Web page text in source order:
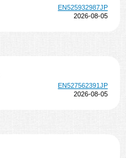
EN525932987JP
2026-08-05
EN527562391JP
2026-08-05